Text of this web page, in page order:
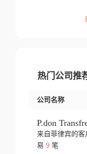
热门公司推
公司名称
来自菲律宾的
易 9 笔